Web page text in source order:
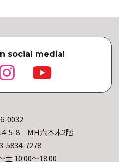
social media!
0032
4-5-8 MH六本木2階
5834-7278
土 10:00〜18:00